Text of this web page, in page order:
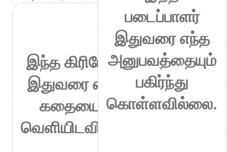
இந்த கிரியேட்டர்
இதுவரை எந்தக்
கதையையும்
வெளியிடவில்லை.
படைப்பாளர்
இதுவரை எந்த
அனுபவத்தையும்
பகிர்ந்து
கொள்ளவில்லை.